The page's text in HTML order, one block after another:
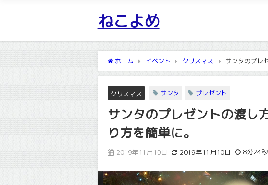
ねこよめ
ホーム イベント クリスマス
サンタのプレ
に。
クリスマス サンタ プレゼント
サンタのプレゼントの渡し
り方を簡単に。
2019年11月10日 2019年11月10日 8分24秒